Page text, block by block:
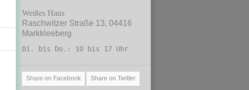
Weißes Haus
Raschwitzer Straße 13, 04416
Markkleeberg
Di. bis Do.: 10 bis 17 Uhr
Share on Facebook Share on Twitter